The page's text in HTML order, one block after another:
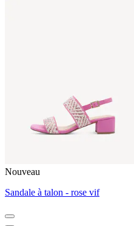
Nouveau
Sandale à talon - rose vif